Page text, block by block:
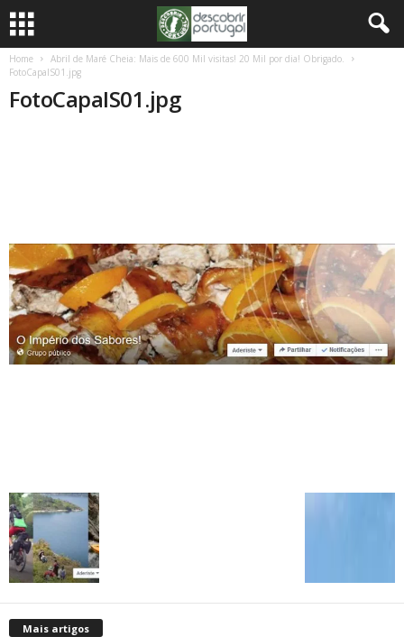
Home
Abril de Maré Cheia: Mais de 600 Mil visitas! 20 Mil por dia! Obrigado.
FotoCapaIS01.jpg
FotoCapaIS01.jpg
Mais artigos